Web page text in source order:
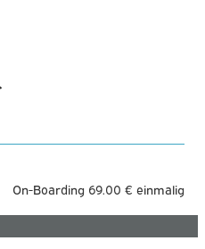
On-Boarding 69.00 € einmalig